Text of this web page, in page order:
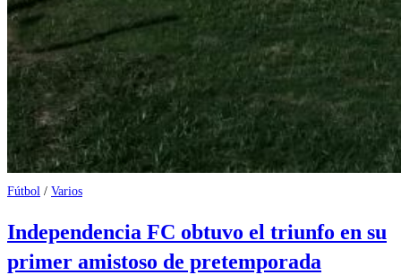
Fútbol / Varios
Independencia FC obtuvo el triunfo en su
primer amistoso de pretemporada